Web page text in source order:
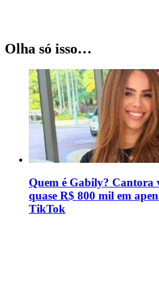
Olha só isso…
Quem é Gabily?
quase R$ 800 mil em
TikTok